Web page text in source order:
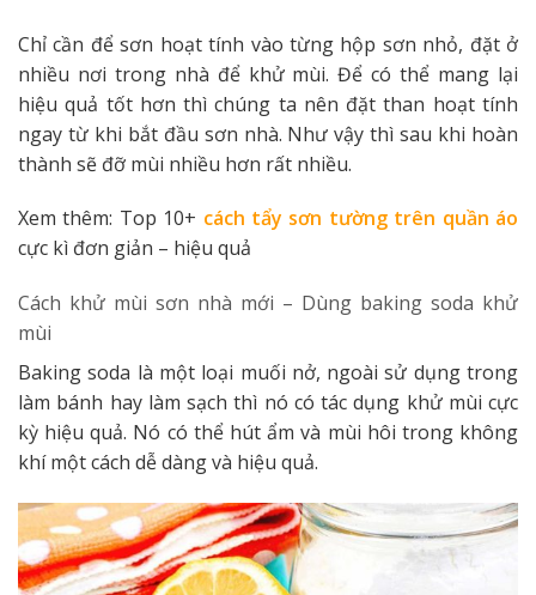
Chỉ cần để sơn hoạt tính vào từng hộp sơn nhỏ, đặt ở
nhiều nơi trong nhà để khử mùi. Để có thể mang lại
hiệu quả tốt hơn thì chúng ta nên đặt than hoạt tính
ngay từ khi bắt đầu sơn nhà. Như vậy thì sau khi hoàn
thành sẽ đỡ mùi nhiều hơn rất nhiều.
Xem thêm: Top 10+ cách tẩy sơn tường trên quần áo
cực kì đơn giản – hiệu quả
Cách khử mùi sơn nhà mới – Dùng baking soda khử
mùi
Baking soda là một loại muối nở, ngoài sử dụng trong
làm bánh hay làm sạch thì nó có tác dụng khử mùi cực
kỳ hiệu quả. Nó có thể hút ẩm và mùi hôi trong không
khí một cách dễ dàng và hiệu quả.